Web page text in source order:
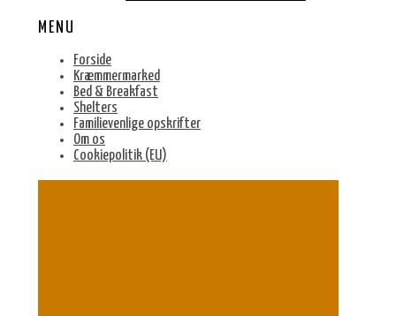
MENU
Forside
Kræmmermarked
Bed & Breakfast
Shelters
Familievenlige opskrifter
Om os
Cookiepolitik (EU)